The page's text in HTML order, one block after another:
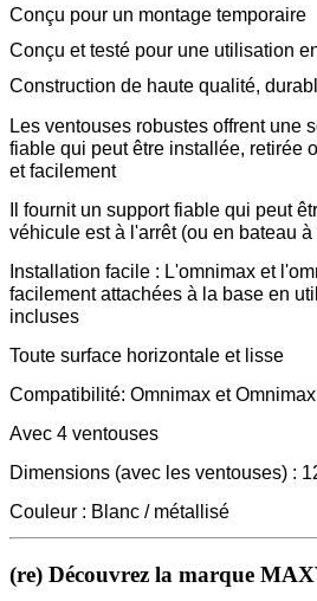
Conçu pour un montage temporaire
Conçu et testé pour une utilisation
Construction de haute qualité,
Les ventouses robustes offrent une
fiable qui peut être installée, retirée
et facilement
fournit un support fiable qui peut
véhicule est à l'arrêt (ou en bateau
Installation facile : L'omnimax et
facilement attachées à la base en
incluses
Toute surface horizontale et lisse
Compatibilité: Omnimax et
Avec 4 ventouses
Dimensions (avec les ventouses) :
Couleur : Blanc / métallisé
(re) Découvrez la marque